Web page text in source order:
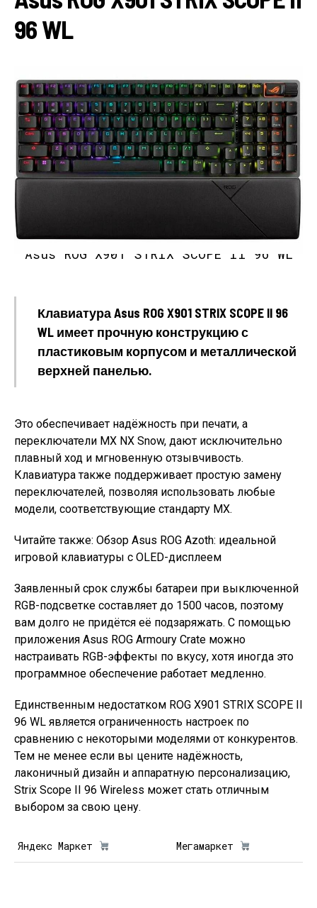
96 WL
Asus ROG X901 STRIX SCOPE II 96 WL
Клавиатура Asus ROG X901 STRIX SCOPE II 96
WL имеет прочную конструкцию с
пластиковым корпусом и металлической
верхней панелью.
Это обеспечивает надёжность при печати, а
переключатели MX NX Snow, дают исключительно
плавный ход и мгновенную отзывчивость.
Клавиатура также поддерживает простую замену
переключателей, позволяя использовать любые
модели, соответствующие стандарту MX.
Читайте также: Обзор Asus ROG Azoth: идеальной
игровой клавиатуры с OLED-дисплеем
Заявленный срок службы батареи при выключенной
RGB-подсветке составляет до 1500 часов, поэтому
вам долго не придётся её подзаряжать. С помощью
приложения Asus ROG Armoury Crate можно
настраивать RGB-эффекты по вкусу, хотя иногда это
программное обеспечение работает медленно.
Единственным недостатком ROG X901 STRIX SCOPE II
96 WL является ограниченность настроек по
сравнению с некоторыми моделями от конкурентов.
Тем не менее если вы цените надёжность,
лаконичный дизайн и аппаратную персонализацию,
Strix Scope II 96 Wireless может стать отличным
выбором за свою цену.
Яндекс Маркет Мегамаркет